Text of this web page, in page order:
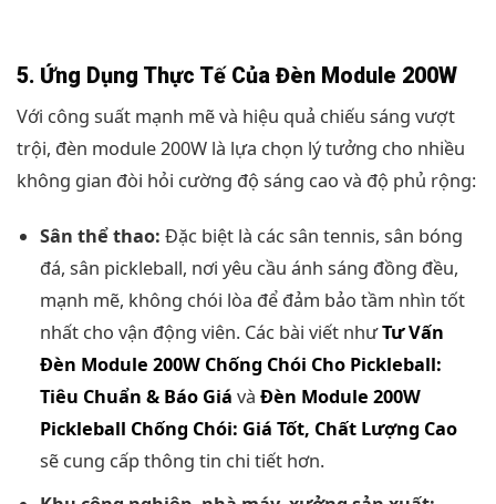
5. Ứng Dụng Thực Tế Của Đèn Module 200W
Với công suất mạnh mẽ và hiệu quả chiếu sáng vượt
trội, đèn module 200W là lựa chọn lý tưởng cho nhiều
không gian đòi hỏi cường độ sáng cao và độ phủ rộng:
Sân thể thao: Đặc biệt là các sân tennis, sân bóng
đá, sân pickleball, nơi yêu cầu ánh sáng đồng đều,
mạnh mẽ, không chói lòa để đảm bảo tầm nhìn tốt
nhất cho vận động viên. Các bài viết nhưTư Vấn
Đèn Module 200W Chống Chói Cho Pickleball:
Tiêu Chuẩn & Báo Giá vàĐèn Module 200W
Pickleball Chống Chói: Giá Tốt, Chất Lượng Cao
sẽ cung cấp thông tin chi tiết hơn.